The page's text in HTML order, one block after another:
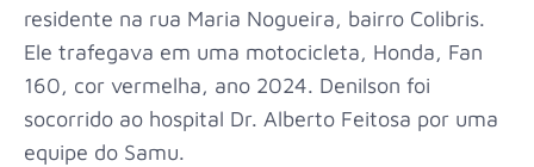
residente na rua Maria Nogueira, bairro Colibris.
Ele trafegava em uma motocicleta, Honda, Fan
160, cor vermelha, ano 2024. Denilson foi
socorrido ao hospital Dr. Alberto Feitosa por uma
equipe do Samu.